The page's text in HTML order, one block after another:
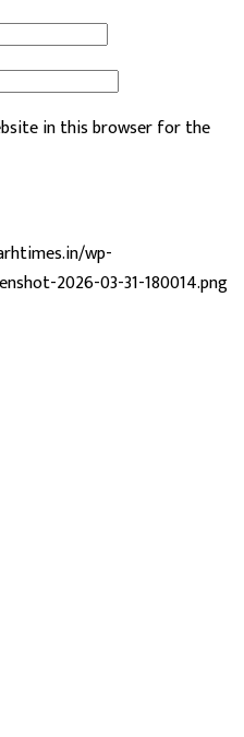
in this browser for the
wp-
2026-03-31-180014.png